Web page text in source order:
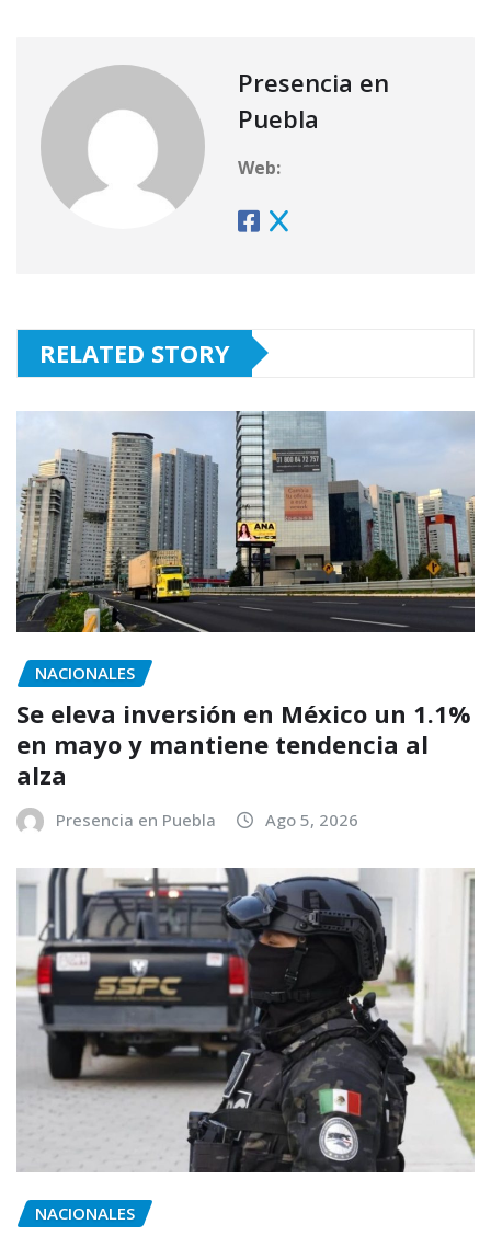
Presencia en
Puebla
Web:
RELATED STORY
NACIONALES
Se eleva inversión en México un 1.1%
en mayo y mantiene tendencia al
alza
Presencia en Puebla Ago 5, 2026
NACIONALES